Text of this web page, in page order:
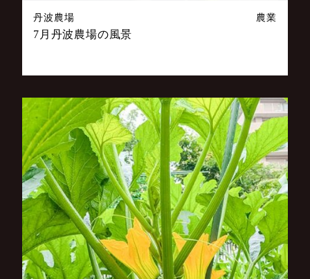
丹波農場 農業
7月丹波農場の風景